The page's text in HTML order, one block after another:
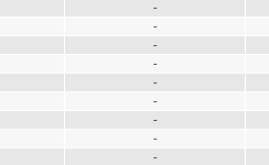
-
-
-
-
-
-
-
-
-